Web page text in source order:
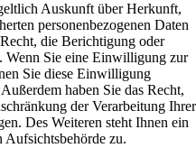
Auskunft über Herkunft,
personenbezogenen Daten
die Berichtigung oder
Wenn Sie eine Einwilligung zur
Sie diese Einwilligung
haben Sie das Recht,
der Verarbeitung Ihrer
Des Weiteren steht Ihnen ein
Aufsichtsbehörde zu.